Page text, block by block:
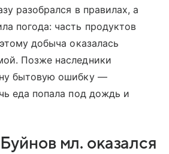
разобрался в правилах, а
погода: часть продуктов
добыча оказалась
Позже наследники
бытовую ошибку —
еда попала под дождь и
мл. оказался